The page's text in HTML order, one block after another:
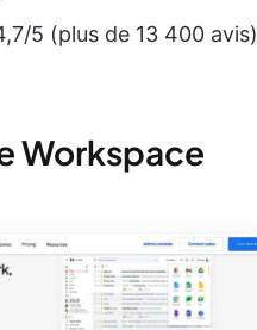
5 (plus de 13 400 avis)
Workspace